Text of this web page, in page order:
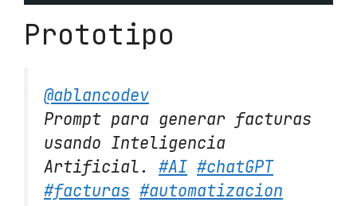
Prototipo
@ablancodev
Prompt para generar facturas
usando Inteligencia
Artificial. #AI #chatGPT
#facturas #automatizacion